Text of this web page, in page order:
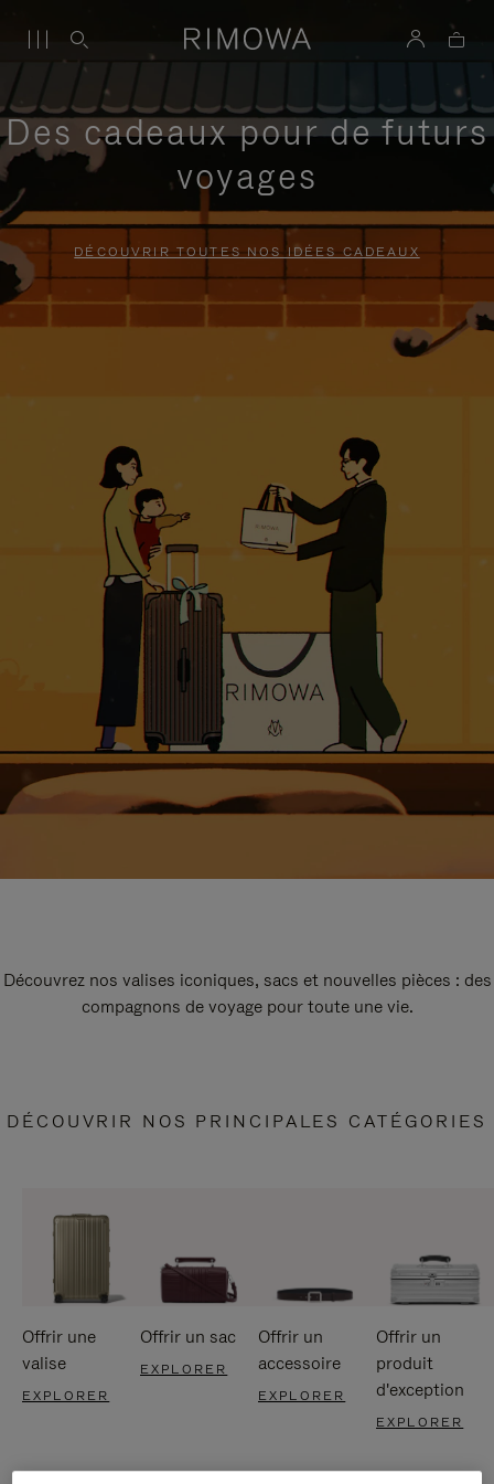
Des cadeaux pour de futurs
voyages
DÉCOUVRIR TOUTES NOS IDÉES CADEAUX
Découvrez nos valises iconiques, sacs et nouvelles pièces : des
compagnons de voyage pour toute une vie.
DÉCOUVRIR NOS PRINCIPALES CATÉGORIES
Offrir une
valise
EXPLORER
Offrir un sac
EXPLORER
Offrir un
accessoire
EXPLORER
Offrir un
produit
d'exception
EXPLORER